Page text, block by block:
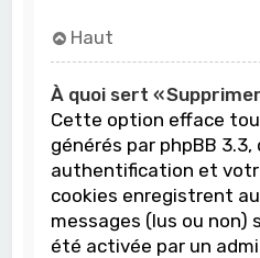
Haut
À quoi sert «
Cette option efface
générés par phpBB
authentification et
cookies enregistrent
messages (lus ou
été activée par un